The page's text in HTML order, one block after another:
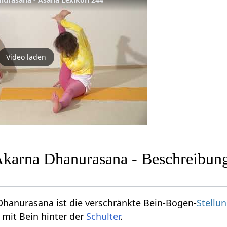
Video laden
Dhanurasana -
ist die verschränkte Bein-Bogen-
Bein hinter der Schulter.